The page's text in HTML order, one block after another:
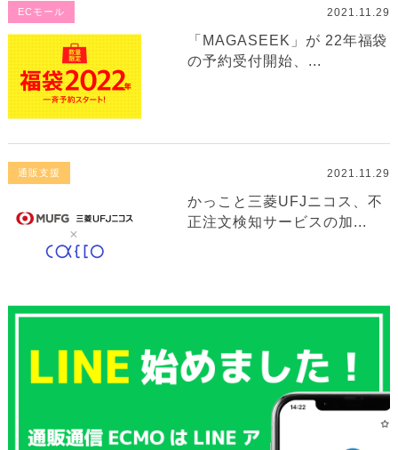
ECモール 2021.11.29
「MAGASEEK」が 22年福袋
の予約受付開始、...
通販支援 2021.11.29
かっこと三菱UFJニコス、不
正注文検知サービスの加...